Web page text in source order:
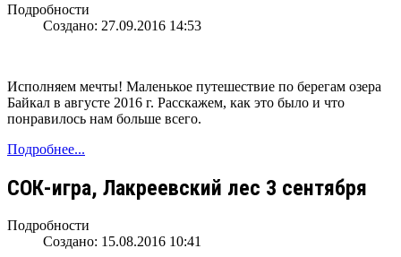
Подробности
Создано: 27.09.2016 14:53
Исполняем мечты! Маленькое путешествие по берегам озера
Байкал в августе 2016 г. Расскажем, как это было и что
понравилось нам больше всего.
Подробнее...
СОК-игра, Лакреевский лес 3 сентября
Подробности
Создано: 15.08.2016 10:41